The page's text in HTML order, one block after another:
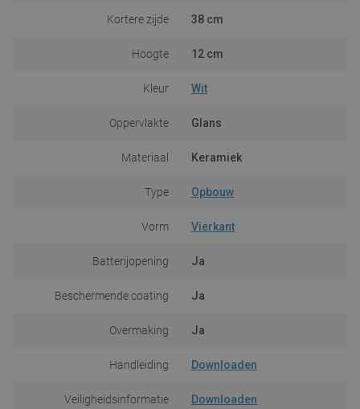
Kortere zijde 38 cm
Hoogte 12 cm
Kleur Wit
Oppervlakte Glans
Materiaal Keramiek
Type Opbouw
Vorm Vierkant
Batterijopening Ja
Beschermende coating Ja
Overmaking Ja
Handleiding Downloaden
Veiligheidsinformatie Downloaden